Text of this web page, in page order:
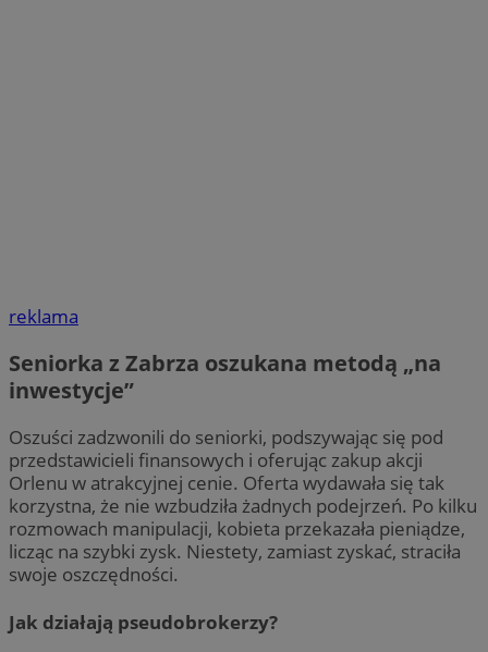
reklama
Seniorka z Zabrza oszukana metodą „na
inwestycje”
Oszuści zadzwonili do seniorki, podszywając się pod
przedstawicieli finansowych i oferując zakup akcji
Orlenu w atrakcyjnej cenie. Oferta wydawała się tak
korzystna, że nie wzbudziła żadnych podejrzeń. Po kilku
rozmowach manipulacji, kobieta przekazała pieniądze,
licząc na szybki zysk. Niestety, zamiast zyskać, straciła
swoje oszczędności.
Jak działają pseudobrokerzy?